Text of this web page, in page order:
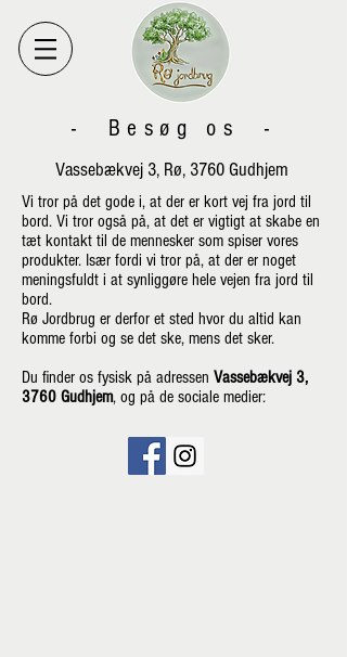
- Besøg os -
Vassebækvej 3, Rø, 3760 Gudhjem
Vi tror på det gode i, at der er kort vej fra jord til
bord. Vi tror også på, at det er vigtigt at skabe en
tæt kontakt til de mennesker som spiser vores
produkter. Især fordi vi tror på, at der er noget
meningsfuldt i at synliggøre hele vejen fra jord til
bord.
Rø Jordbrug er derfor et sted hvor du altid kan
komme forbi og se det ske, mens det sker.
Du finder os fysisk på adressen Vassebækvej 3,
3760 Gudhjem, og på de sociale medier: